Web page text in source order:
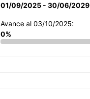
01/09/2025 - 30/06/2029
Avance al 03/10/2025:
0%